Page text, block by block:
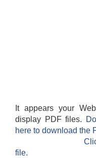
It appears your
display PDF files.
here to download the
file.